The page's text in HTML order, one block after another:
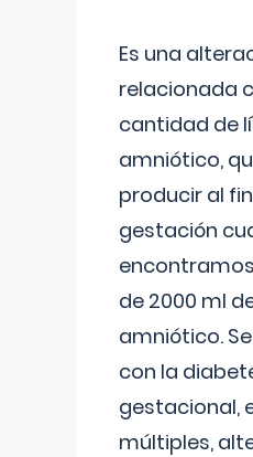
Es una
relacionada
cantidad de
amniótico,
producir al
gestación
de 2000 ml
amniótico.
con la
gestacional,
múltiples,